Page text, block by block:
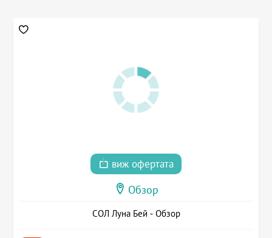
виж офертата
Обзор
СОЛ Луна Бей - Обзор